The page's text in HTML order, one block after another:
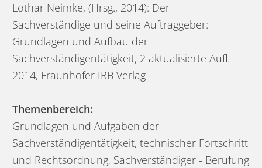
Lothar Neimke, (Hrsg., 2014): Der
Sachverständige und seine Auftraggeber:
Grundlagen und Aufbau der
Sachverständigentätigkeit, 2 aktualisierte Aufl.
2014, Fraunhofer IRB Verlag
Themenbereich:
Grundlagen und Aufgaben der
Sachverständigentätigkeit, technischer Fortschritt
und Rechtsordnung, Sachverständiger - Berufung